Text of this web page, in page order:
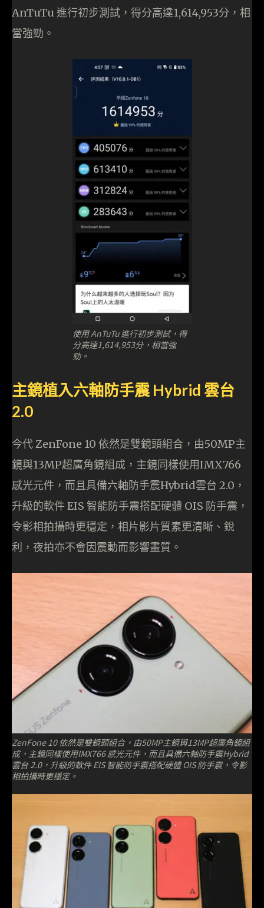
AnTuTu 進行初步測試，得分高達1,614,953分，相
當強勁。
使用 AnTuTu 進行初步測試，得
分高達1,614,953分，相當強
勁。
主鏡植入六軸防手震 Hybrid 雲台
2.0
今代 ZenFone 10 依然是雙鏡頭組合，由50MP主
鏡與13MP超廣角鏡組成，主鏡同樣使用IMX766
感光元件，而且具備六軸防手震Hybrid雲台 2.0，
升級的軟件 EIS 智能防手震搭配硬體 OIS 防手震，
令影相拍攝時更穩定，相片影片質素更清晰、銳
利，夜拍亦不會因震動而影響畫質。
ZenFone 10 依然是雙鏡頭組合，由50MP主鏡與13MP超廣角鏡組
成，主鏡同樣使用IMX766 感光元件，而且具備六軸防手震Hybrid
雲台 2.0，升級的軟件 EIS 智能防手震搭配硬體 OIS 防手震，令影
相拍攝時更穩定。